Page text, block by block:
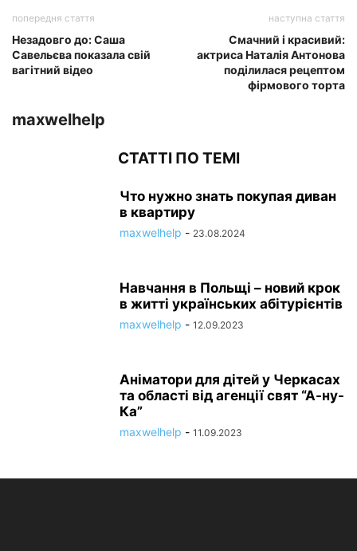
попередня стаття
Незадовго до: Саша
Савельєва показала свій
вагітний відео
наступна стаття
Смачний і красивий:
актриса Наталія Антонова
поділилася рецептом
фірмового торта
maxwelhelp
СТАТТІ ПО ТЕМІ
Что нужно знать покупая диван
в квартиру
maxwelhelp - 23.08.2024
Навчання в Польщі – новий крок
в житті українських абітурієнтів
maxwelhelp - 12.09.2023
Аніматори для дітей у Черкасах
та області від агенції свят “А-ну-
Ка”
maxwelhelp - 11.09.2023